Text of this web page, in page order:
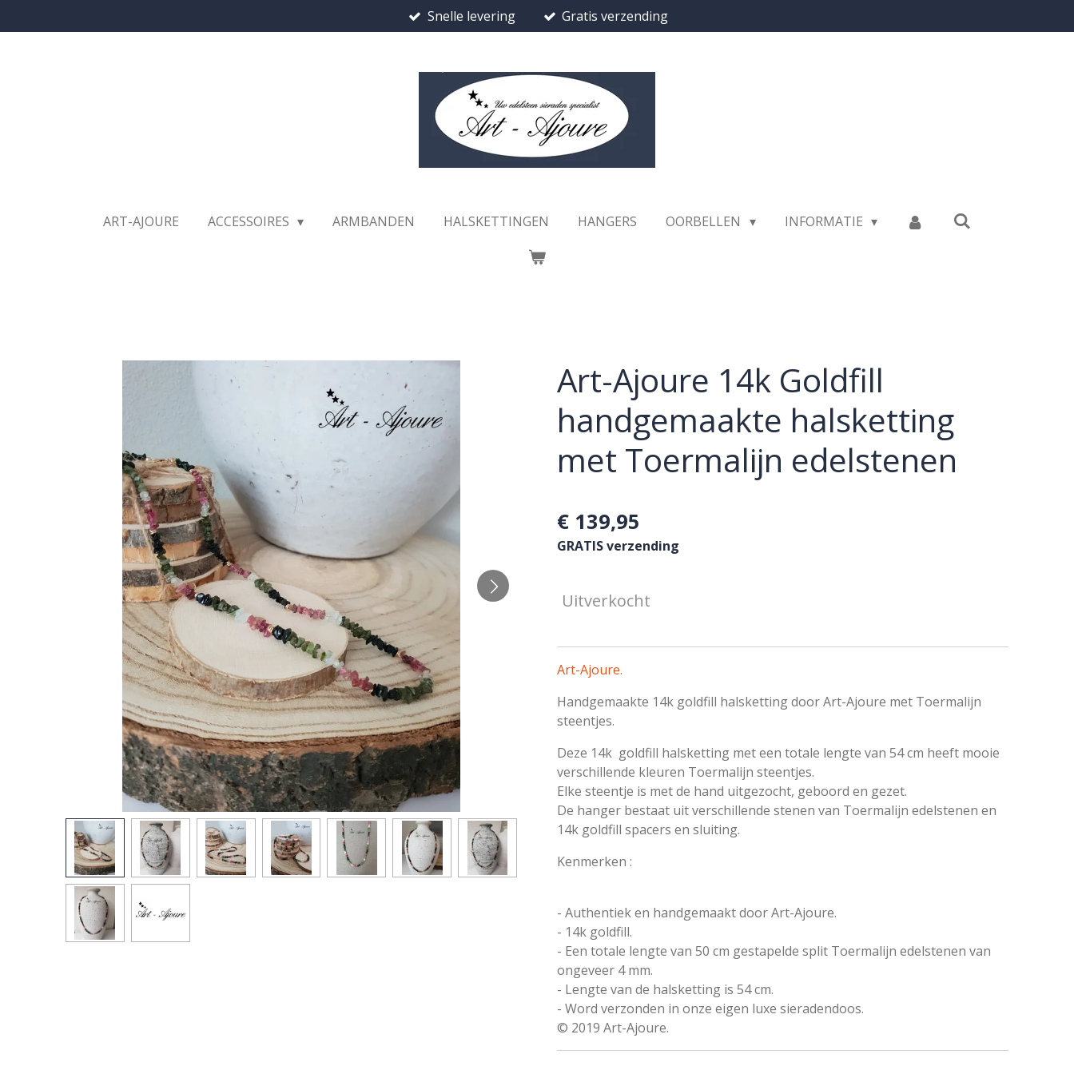
direct
Snelle levering Gratis verzending
ART-AJOURE ACCESSOIRES ARMBANDEN HALSKETTINGEN HANGERS OORBELLEN INFORMATIE
Art-Ajoure 14k Goldfill
handgemaakte halsketting
met Toermalijn edelstenen
€ 139,95
GRATIS verzending
Uitverkocht
Art-Ajoure.
Handgemaakte 14k goldfill halsketting door Art-Ajoure met Toermalijn
steentjes.
Deze 14k goldfill halsketting met een totale lengte van 54 cm heeft mooie
verschillende kleuren Toermalijn steentjes.
Elke steentje is met de hand uitgezocht, geboord en gezet.
De hanger bestaat uit verschillende stenen van Toermalijn edelstenen en
14k goldfill spacers en sluiting.
Kenmerken :
- Authentiek en handgemaakt door Art-Ajoure.
- 14k goldfill.
- Een totale lengte van 50 cm gestapelde split Toermalijn edelstenen van
ongeveer 4 mm.
- Lengte van de halsketting is 54 cm.
- Word verzonden in onze eigen luxe sieradendoos.
© 2019 Art-Ajoure.